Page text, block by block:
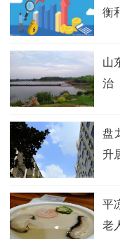
衡
山
治
盘
升
平
老